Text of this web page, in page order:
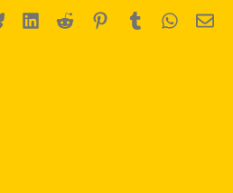
BlueskyLinkedIn
Reddit Pinterest
Tumblr